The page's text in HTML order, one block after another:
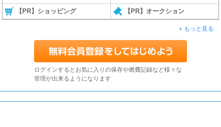
【PR】ショッピング 【PR】オークション
もっと見る
ログインするとお気に入りの保存や燃費記録など様々な
管理が出来るようになります